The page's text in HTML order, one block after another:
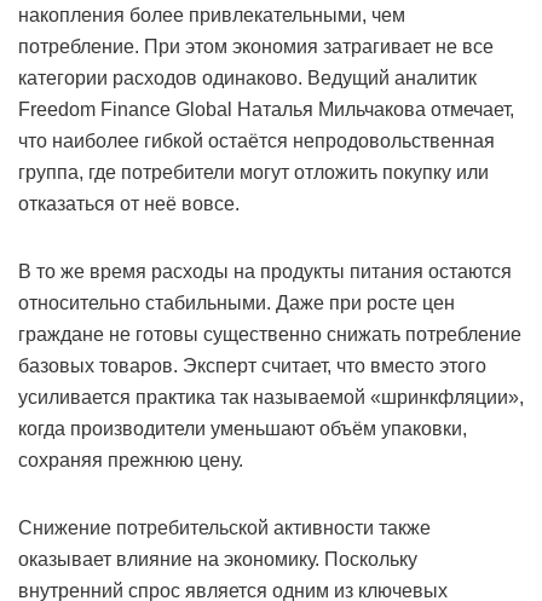
накопления более привлекательными, чем
потребление. При этом экономия затрагивает не все
категории расходов одинаково. Ведущий аналитик
Freedom Finance Global Наталья Мильчакова отмечает,
что наиболее гибкой остаётся непродовольственная
группа, где потребители могут отложить покупку или
отказаться от неё вовсе.
В то же время расходы на продукты питания остаются
относительно стабильными. Даже при росте цен
граждане не готовы существенно снижать потребление
базовых товаров. Эксперт считает, что вместо этого
усиливается практика так называемой «шринкфляции»,
когда производители уменьшают объём упаковки,
сохраняя прежнюю цену.
Снижение потребительской активности также
оказывает влияние на экономику. Поскольку
внутренний спрос является одним из ключевых